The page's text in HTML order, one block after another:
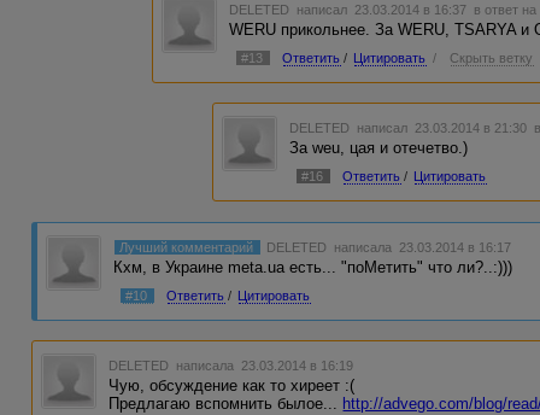
DELETED написал 23.03.2014 в 16:37 в ответ на
WERU прикольнее. За WERU, TSARYA и
#13 Ответить / Цитировать / Скрыть ветку
DELETED написал 23.03.2014 в 21:30
За weu, цая и отечетво.)
#16 Ответить / Цитировать
Лучший комментарий DELETED написала 23.03.2014 в 16:17
Кхм, в Украине meta.ua есть... "поМетить" что ли?..:)))
#10 Ответить / Цитировать
DELETED написала 23.03.2014 в 16:19
Чую, обсуждение как то хиреет :(
Предлагаю вспомнить былое... http://advego.com/blog/